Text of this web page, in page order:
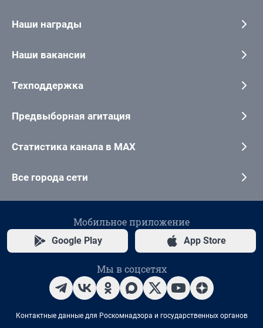
Наши награды
Наши вакансии
Техподдержка
Предвыборная агитация
Статистика канала в MAX
Все города сети
Мобильное приложение
Google Play App Store
Мы в соцсетях
Контактные данные для Роскомнадзора и государственных органов